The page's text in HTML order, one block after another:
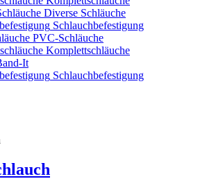
Diverse Schläuche
Schlauchbefestigung
PVC-Schläuche
Komplettschläuche
It
Schlauchbefestigung